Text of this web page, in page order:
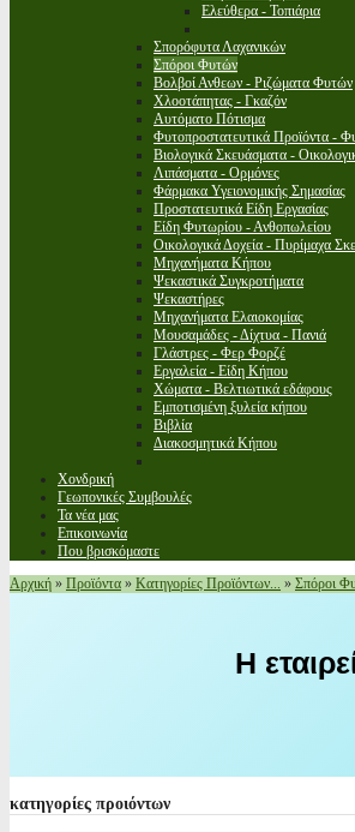
Ελεύθερα - Τοπιάρια
Σπορόφυτα Λαχανικών
Σπόροι Φυτών
Βολβοί Ανθεων - Ριζώματα Φυτών
Χλοοτάπητας - Γκαζόν
Αυτόματο Πότισμα
Φυτοπροστατευτικά Προϊόντα -
Βιολογικά Σκευάσματα -
Λιπάσματα - Ορμόνες
Φάρμακα Υγειονομικής Σημασίας
Προστατευτικά Είδη Εργασίας
Είδη Φυτωρίου - Ανθοπωλείου
Οικολογικά Δοχεία - Πυρίμαχα
Μηχανήματα Κήπου
Ψεκαστικά Συγκροτήματα
Ψεκαστήρες
Μηχανήματα Ελαιοκομίας
Μουσαμάδες - Δίχτυα - Πανιά
Γλάστρες - Φερ Φορζέ
Εργαλεία - Είδη Κήπου
Χώματα - Βελτιωτικά εδάφους
Εμποτισμένη ξυλεία κήπου
Βιβλία
Διακοσμητικά Κήπου
Χονδρική
Γεωπονικές Συμβουλές
Τα νέα μας
Επικοινωνία
Που βρισκόμαστε
Αρχική » Προϊόντα » Κατηγορίες Προϊόντων... » Σπόροι
Η
κατηγορίες προιόντων